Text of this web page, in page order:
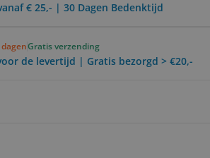
€ 25,- | 30 Dagen Bedenktijd
Gratis verzending
de levertijd | Gratis bezorgd > €20,-